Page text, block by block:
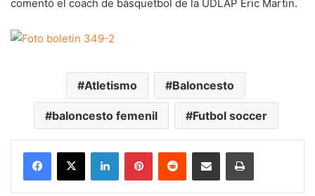
comentó el coach de básquetbol de la UDLAP Eric Martin.
Atletismo Baloncesto
baloncesto femenil Futbol soccer
LinkedInPinterestReddit Share via Email Print